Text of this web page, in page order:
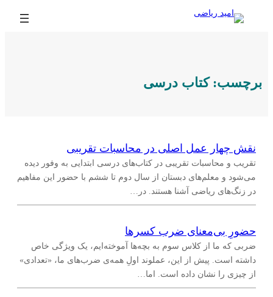
برچسب:کتاب درسی
نقش چهار عمل اصلی در محاسبات تقریبی
تقریب و محاسبات تقریبی در کتاب‌های درسی ابتدایی به وفور دیده
می‌شود و معلم‌های دبستان از سال دوم تا ششم با حضور این مفاهیم
در زنگ‌های ریاضی آشنا هستند. در…
حضورِ بی‌معنای ضرب کسرها
ضربی که ما از کلاس سوم به بچه‌ها آموخته‌ایم، یک ویژگی خاص
داشته است. پیش از این، عملوند اولِ همه‌ی ضرب‌های ما، «تعدادی»
از چیزی را نشان داده است. اما…